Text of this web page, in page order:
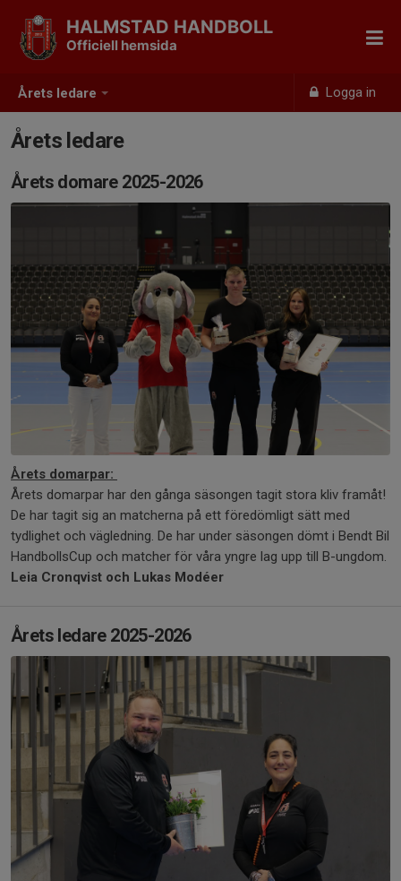
Årets ledare Logga in
HALMSTAD HANDBOLL
Officiell hemsida
Årets ledare
Årets domare 2025-2026
Årets domarpar:
Årets domarpar har den gånga säsongen tagit stora kliv framåt!
De har tagit sig an matcherna på ett föredömligt sätt med
tydlighet och vägledning. De har under säsongen dömt i Bendt Bil
HandbollsCup och matcher för våra yngre lag upp till B-ungdom.
Leia Cronqvist och Lukas Modéer
Årets ledare 2025-2026